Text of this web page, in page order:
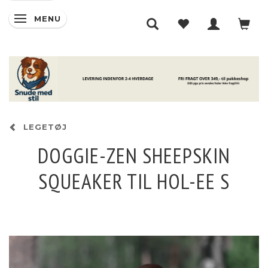
SKIFTE NAVIGATION
MENU
LEGETØJ
DOGGIE-ZEN SHEEPSKIN
SQUEAKER TIL HOL-EE S